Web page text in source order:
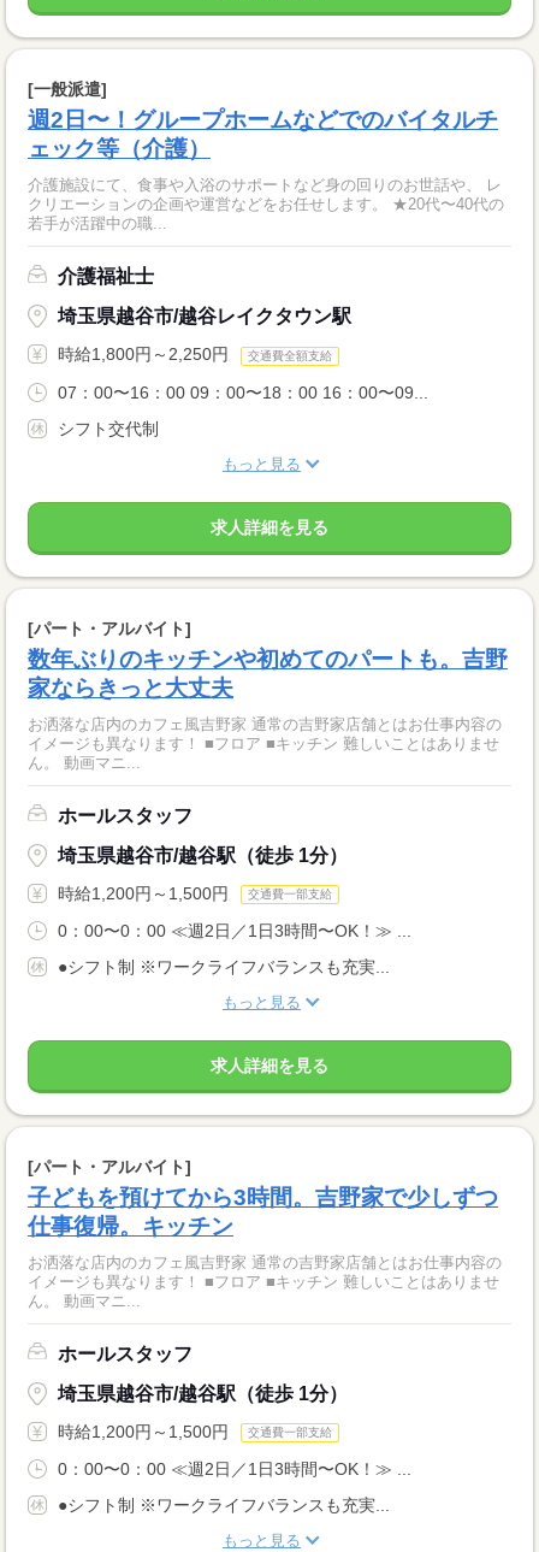
[一般派遣]
週2日〜！グループホームなどでのバイタルチ
ェック等（介護）
介護施設にて、食事や入浴のサポートなど身の回りのお世話や、 レ
クリエーションの企画や運営などをお任せします。 ★20代〜40代の
若手が活躍中の職...
介護福祉士
埼玉県越谷市/越谷レイクタウン駅
時給1,800円～2,250円 交通費全額支給
07：00〜16：00 09：00〜18：00 16：00〜09...
シフト交代制
もっと見る
求人詳細を見る
[パート・アルバイト]
数年ぶりのキッチンや初めてのパートも。吉野
家ならきっと大丈夫
お洒落な店内のカフェ風吉野家 通常の吉野家店舗とはお仕事内容の
イメージも異なります！ ■フロア ■キッチン 難しいことはありませ
ん。 動画マニ...
ホールスタッフ
埼玉県越谷市/越谷駅（徒歩 1分）
時給1,200円～1,500円 交通費一部支給
0：00〜0：00 ≪週2日／1日3時間〜OK！≫ ...
●シフト制 ※ワークライフバランスも充実...
もっと見る
求人詳細を見る
[パート・アルバイト]
子どもを預けてから3時間。吉野家で少しずつ
仕事復帰。キッチン
お洒落な店内のカフェ風吉野家 通常の吉野家店舗とはお仕事内容の
イメージも異なります！ ■フロア ■キッチン 難しいことはありませ
ん。 動画マニ...
ホールスタッフ
埼玉県越谷市/越谷駅（徒歩 1分）
時給1,200円～1,500円 交通費一部支給
0：00〜0：00 ≪週2日／1日3時間〜OK！≫ ...
●シフト制 ※ワークライフバランスも充実...
もっと見る